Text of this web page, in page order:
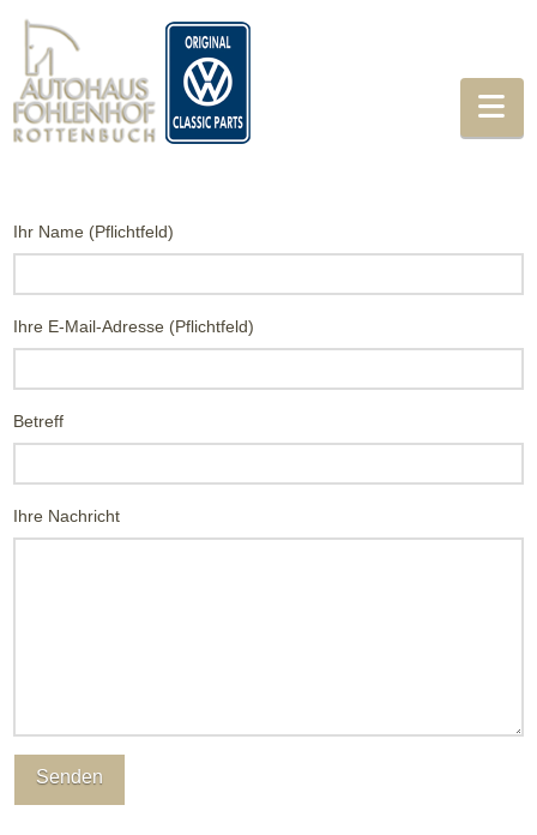
Ihr Name (Pflichtfeld)
Ihre E-Mail-Adresse (Pflichtfeld)
Betreff
Ihre Nachricht